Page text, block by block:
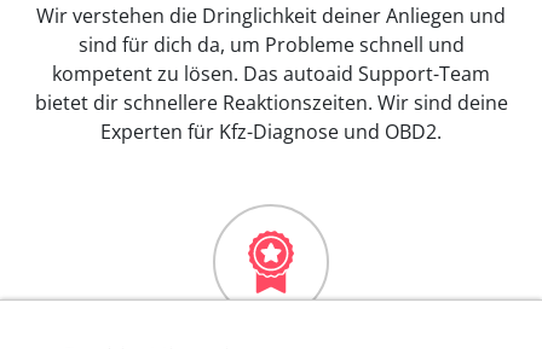
Wir verstehen die Dringlichkeit deiner Anliegen und
sind für dich da, um Probleme schnell und
kompetent zu lösen. Das autoaid Support-Team
bietet dir schnellere Reaktionszeiten. Wir sind deine
Experten für Kfz-Diagnose und OBD2.